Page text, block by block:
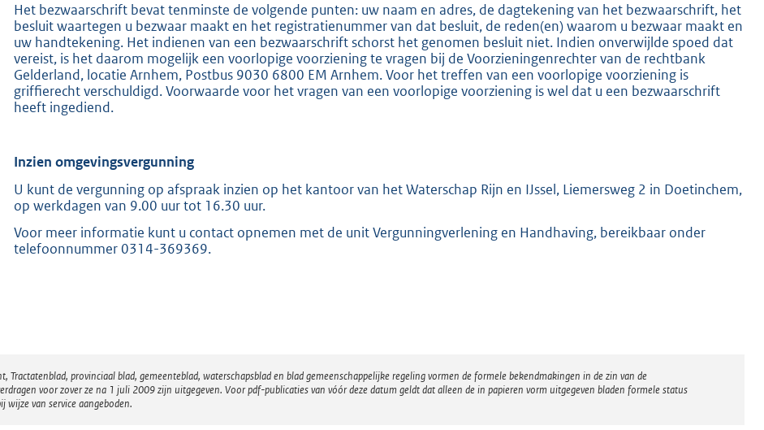
Het bezwaarschrift bevat tenminste de volgende punten: uw naam en adres, de dagtekening van het bezwaarschrift, het
besluit waartegen u bezwaar maakt en het registratienummer van dat besluit, de reden(en) waarom u bezwaar maakt en
uw handtekening. Het indienen van een bezwaarschrift schorst het genomen besluit niet. Indien onverwijlde spoed dat
vereist, is het daarom mogelijk een voorlopige voorziening te vragen bij de Voorzieningenrechter van de rechtbank
Gelderland, locatie Arnhem, Postbus 9030 6800 EM Arnhem. Voor het treffen van een voorlopige voorziening is
griffierecht verschuldigd. Voorwaarde voor het vragen van een voorlopige voorziening is wel dat u een bezwaarschrift
heeft ingediend.
Inzien omgevingsvergunning
U kunt de vergunning op afspraak inzien op het kantoor van het Waterschap Rijn en IJssel, Liemersweg 2 in Doetinchem,
op werkdagen van 9.00 uur tot 16.30 uur.
Voor meer informatie kunt u contact opnemen met de unit Vergunningverlening en Handhaving, bereikbaar onder
telefoonnummer 0314-369369.
Tractatenblad, provinciaal blad, gemeenteblad, waterschapsblad en blad gemeenschappelijke regeling vormen de formele bekendmakingen in de zin van de
voor zover ze na 1 juli 2009 zijn uitgegeven. Voor pdf-publicaties van vóór deze datum geldt dat alleen de in papieren vorm uitgegeven bladen formele status
wijze van service aangeboden.